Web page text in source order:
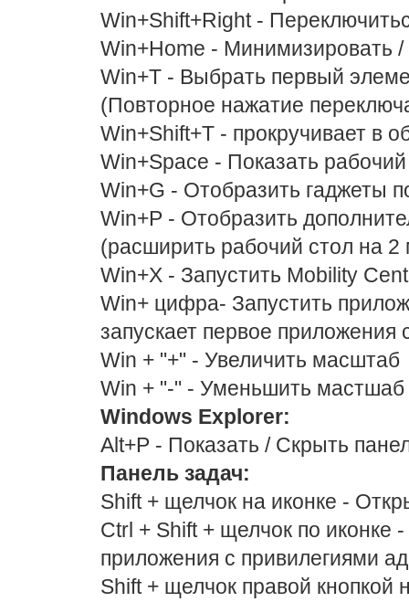
Win+Shift+Right -
Win+Home - Минимизировать /
Win+Т - Выбрать первый
(Повторное нажатие
Win+Shift+T - прокручивает в
Win+Space - Показать
Win+G - Отобразить гаджеты
Win+P - Отобразить
(расширить рабочий стол на 2
Win+X - Запустить Mobility
Win+ цифра- Запустить
запускает первое приложения
Win + "+" - Увеличить масштаб
Win + "-" - Уменьшить мастшаб
Windows Explorer:
Alt+P - Показать / Скрыть
Панель задач:
Shift + щелчок на иконке -
Ctrl + Shift + щелчок по иконке
приложения с привилегиями
Shift + щелчок правой кнопкой